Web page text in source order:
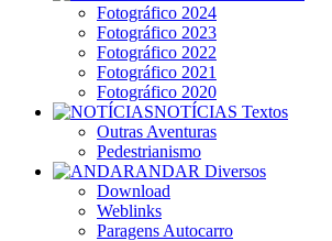
Fotográfico 2024
Fotográfico 2023
Fotográfico 2022
Fotográfico 2021
Fotográfico 2020
NOTÍCIAS Textos
Outras Aventuras
Pedestrianismo
ANDAR Diversos
Download
Weblinks
Paragens Autocarro